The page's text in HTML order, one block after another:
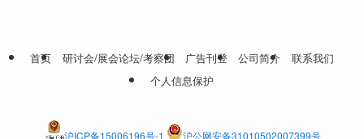
首页 研讨会/展会论坛/考察团 广告刊登 公司简介
联系我们
个人信息保护
沪ICP备15006196号-1 沪公网安备31010502007399号